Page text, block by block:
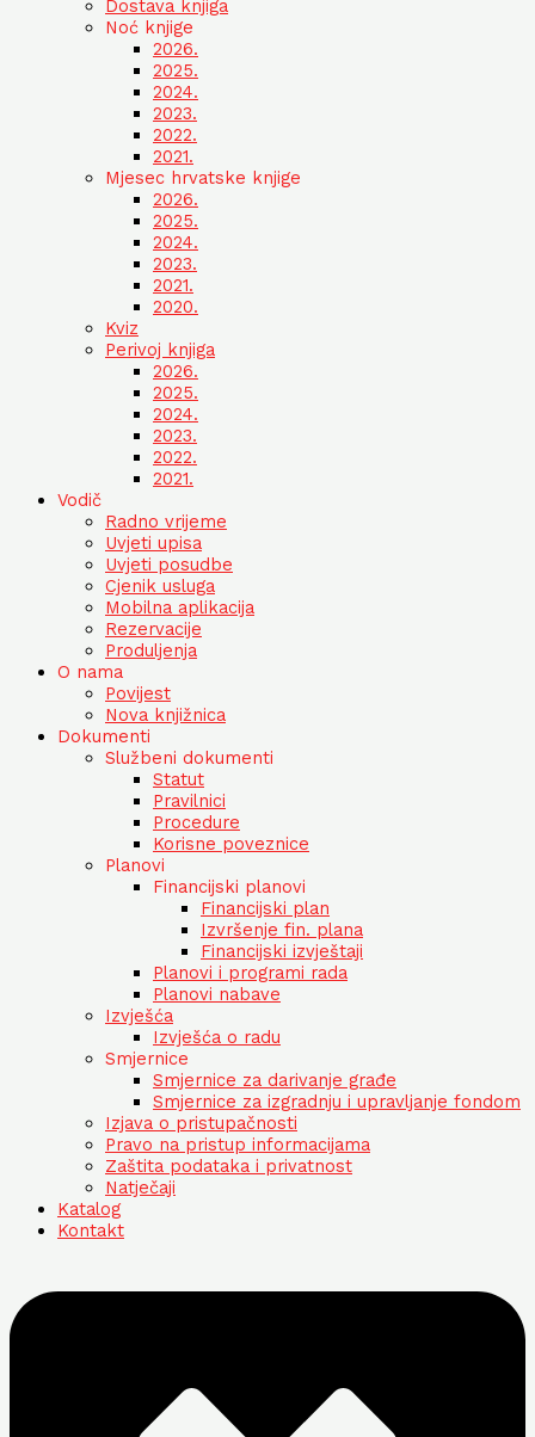
Dostava knjiga
Noć knjige
2026.
2025.
2024.
2023.
2022.
2021.
Mjesec hrvatske knjige
2026.
2025.
2024.
2023.
2021.
2020.
Kviz
Perivoj knjiga
2026.
2025.
2024.
2023.
2022.
2021.
Vodič
Radno vrijeme
Uvjeti upisa
Uvjeti posudbe
Cjenik usluga
Mobilna aplikacija
Rezervacije
Produljenja
O nama
Povijest
Nova knjižnica
Dokumenti
Službeni dokumenti
Statut
Pravilnici
Procedure
Korisne poveznice
Planovi
Financijski planovi
Financijski plan
Izvršenje fin. plana
Financijski izvještaji
Planovi i programi rada
Planovi nabave
Izvješća
Izvješća o radu
Smjernice
Smjernice za darivanje građe
Smjernice za izgradnju i upravljanje fondom
Izjava o pristupačnosti
Pravo na pristup informacijama
Zaštita podataka i privatnost
Natječaji
Katalog
Kontakt